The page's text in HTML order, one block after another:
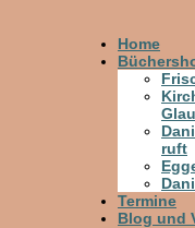
Home
ruft
Termine
Blog und